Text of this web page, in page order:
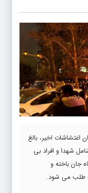
اغتشاشات اخیر، بالغ
شامل شهدا و افراد بی
جان باخته و
طلب می شود.